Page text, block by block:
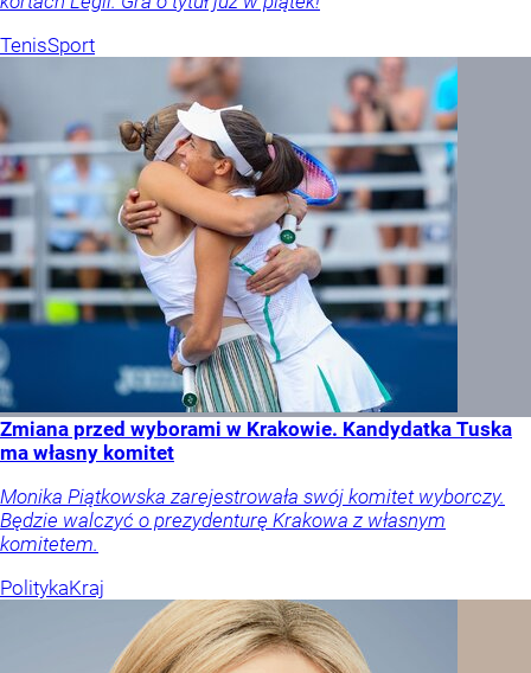
TenisSport
Zmiana przed wyborami w Krakowie. Kandydatka Tuska
ma własny komitet
Monika Piątkowska zarejestrowała swój komitet wyborczy.
Będzie walczyć o prezydenturę Krakowa z własnym
komitetem.
PolitykaKraj